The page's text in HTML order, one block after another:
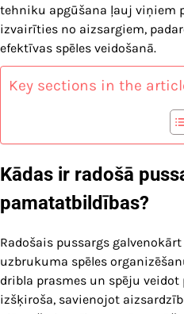
tehniku apgūšana ļauj viņiem
izvairīties no aizsargiem,
efektīvas spēles veidošanā.
Key sections in the
Kādas ir radošā
pamatatbildības?
Radošais pussargs
uzbrukuma spēles
dribla prasmes un spēju veidot
izšķiroša, savienojot